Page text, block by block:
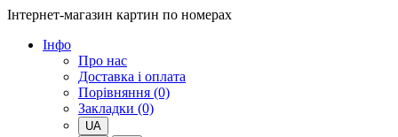
Інтернет-магазин картин по номерах
Iнфо
Про нас
Доставка і оплата
Порівняння (0)
Закладки (0)
UA